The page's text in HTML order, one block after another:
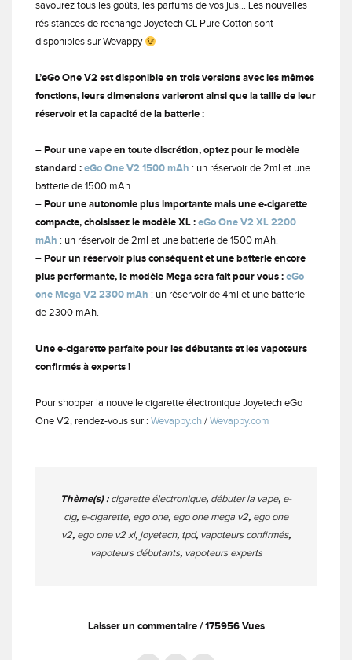
savourez tous les goûts, les parfums de vos jus… Les nouvelles
résistances de rechange Joyetech CL Pure Cotton sont
disponibles sur Wevappy
L’eGo One V2 est disponible en trois versions avec les mêmes
fonctions, leurs dimensions varieront ainsi que la taille de leur
réservoir et la capacité de la batterie :
– Pour une vape en toute discrétion, optez pour le modèle
standard : eGo One V2 1500 mAh : un réservoir de 2ml et une
batterie de 1500 mAh.
– Pour une autonomie plus importante mais une e-cigarette
compacte, choisissez le modèle XL : eGo One V2 XL 2200
mAh : un réservoir de 2ml et une batterie de 1500 mAh.
– Pour un réservoir plus conséquent et une batterie encore
plus performante, le modèle Mega sera fait pour vous : eGo
one Mega V2 2300 mAh : un réservoir de 4ml et une batterie
de 2300 mAh.
Une e-cigarette parfaite pour les débutants et les vapoteurs
confirmés à experts !
Pour shopper la nouvelle cigarette électronique Joyetech eGo
One V2, rendez-vous sur : Wevappy.ch / Wevappy.com
Thème(s) : cigarette électronique, débuter la vape, e-
cig, e-cigarette, ego one, ego one mega v2, ego one
v2, ego one v2 xl, joyetech, tpd, vapoteurs confirmés,
vapoteurs débutants, vapoteurs experts
Laisser un commentaire 175956 Vues